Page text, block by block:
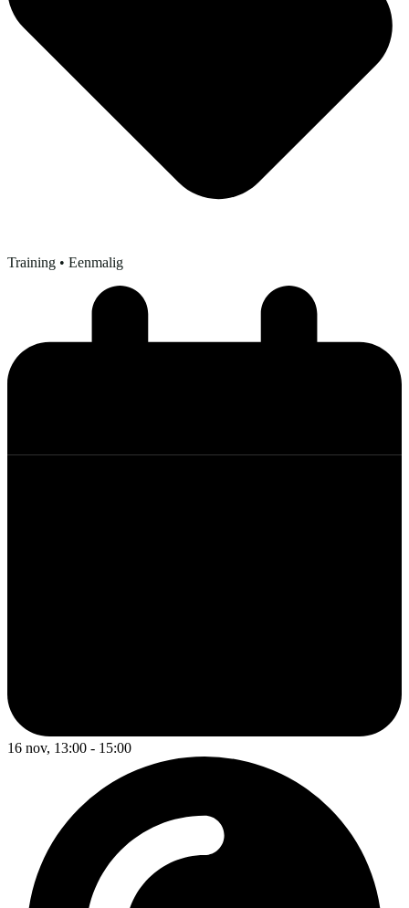
Training • Eenmalig
16 nov, 13:00 - 15:00